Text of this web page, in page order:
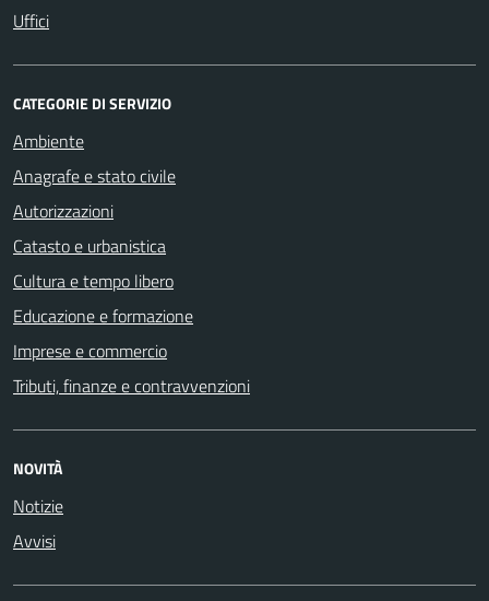
Uffici
CATEGORIE DI SERVIZIO
Ambiente
Anagrafe e stato civile
Autorizzazioni
Catasto e urbanistica
Cultura e tempo libero
Educazione e formazione
Imprese e commercio
Tributi, finanze e contravvenzioni
NOVITÀ
Notizie
Avvisi